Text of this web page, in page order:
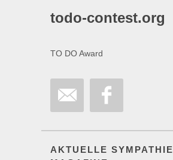
todo-contest.org
TO DO Award
AKTUELLE SYMPATHIE